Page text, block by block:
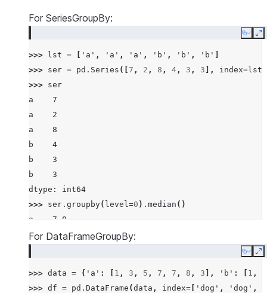
For SeriesGroupBy:
Copy
>>> lst = 'a' , 'a' , 'a' , 'b' , 'b' , 'b'
>>> ser = pd . Series ([ 7 , 2 , 8 , 4 , 3 , 3 ], index=lst
>>> ser
a    7
a    2
a    8
b    4
b    3
b    3
dtype: int64
>>> ser . groupby( level=0 ) . median ()
a    7.0
b    3.0
For DataFrameGroupBy:
Copy
>>> data = { 'a' : 1 , 3 , 5 , 7 , 7 , 8 , 3 ], 'b' : 1 ,
>>> df = pd . DataFrame (data , index= 'dog' , 'dog' ,